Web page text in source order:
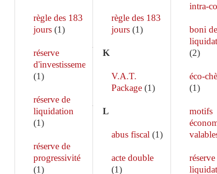
règle des 183
jours (1)
réserve
d'investissement
(1)
réserve de
liquidation
(1)
réserve de
progressivité
(1)
règle des 183
jours(1)
K
V.A.T.
Package(1)
L
abus fiscal (1)
acte double
(1)
intra-
boni de
(2)
éco-
(1)
motifs